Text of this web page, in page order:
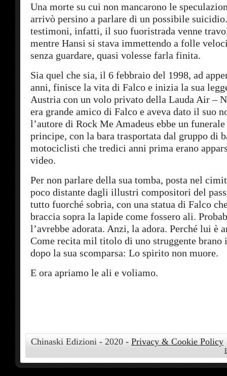
Una morte su cui non mancarono le
arrivò persino a parlare di un possibile
testimoni, infatti, il suo fuoristrada venne
mentre Hansi si stava immettendo a folle
senza guardare, quasi volesse farla finita.
Sia quel che sia, il 6 febbraio del 1998, ad
anni, finisce la vita di Falco e inizia la sua
Austria con un volo privato della Lauda Air –
era grande amico di Falco e aveva dato il suo
l’autore di Rock Me Amadeus ebbe un
principe, con la bara trasportata dal gruppo di
motociclisti che tredici anni prima erano
video.
Per non parlare della sua tomba, posta nel
poco distante dagli illustri compositori del
tutto fuorché sobria, con una statua di Falco
braccia sopra la lapide come fossero ali.
l’avrebbe adorata. Anzi, la adora. Perché lui è
Come recita mil titolo di uno struggente brano
dopo la sua scomparsa: Lo spirito non muore.
E ora apriamo le ali e voliamo.
Chinaski Edizioni - 2020 - Privacy & Cookie Policy